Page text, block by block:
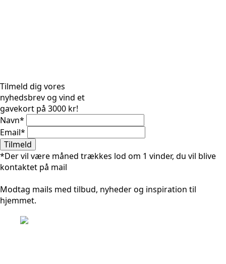
Tilmeld dig vores
nyhedsbrev og vind et
gavekort på 3000 kr!
Navn*
Email*
Tilmeld
*Der vil være måned trækkes lod om 1 vinder, du vil blive
kontaktet på mail
Modtag mails med tilbud, nyheder og inspiration til
hjemmet.